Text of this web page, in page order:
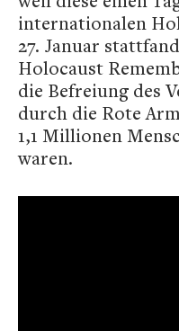
internationalen
27. Januar
Holocaust
die Befreiung des
durch die Rote
1,1 Millionen
waren.